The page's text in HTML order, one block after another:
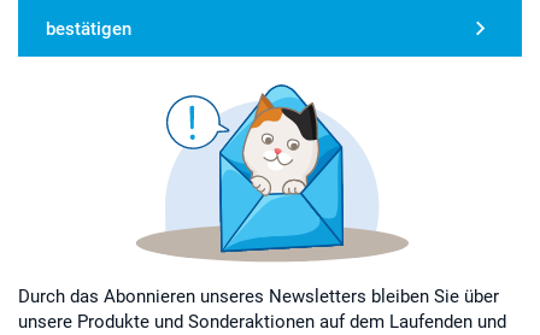
bestätigen
Durch das Abonnieren unseres Newsletters bleiben Sie über
unsere Produkte und Sonderaktionen auf dem Laufenden und